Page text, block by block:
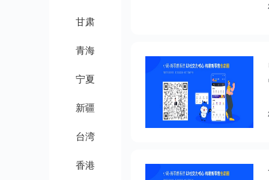
甘肃
青海
宁夏
新疆
台湾
香港